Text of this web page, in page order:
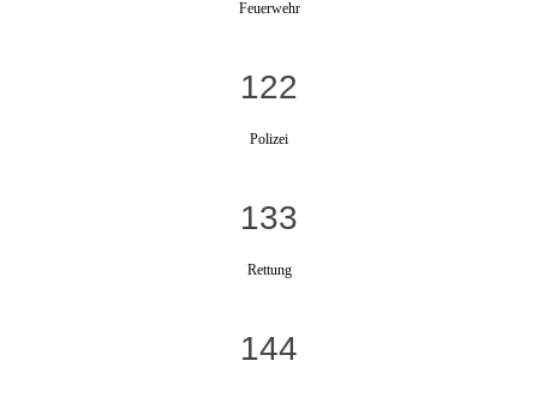
Feuerwehr
122
Polizei
133
Rettung
144